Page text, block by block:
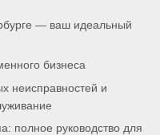
— ваш идеальный
бизнеса
неисправностей и
полное руководство для